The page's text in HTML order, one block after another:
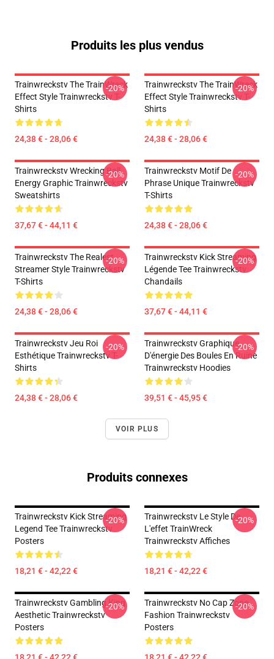
Produits les plus vendus
Trainwreckstv The TrainWreck
Effect Style Trainwreckstv T-
Shirts
24,38 € - 28,06 €
-20%
Trainwreckstv The TrainWreck
Effect Style Trainwreckstv T-
Shirts
24,38 € - 28,06 €
-20%
Trainwreckstv Wrecking Ball
Energy Graphic Trainwreckstv
Sweatshirts
37,67 € - 44,11 €
-20%
Trainwreckstv Motif De
Phrase Unique Trainwreckstv
T-Shirts
24,38 € - 28,06 €
-20%
Trainwreckstv The Realest
Streamer Style Trainwreckstv
T-Shirts
24,38 € - 28,06 €
-20%
Trainwreckstv Kick Streaming
Légende Tee Trainwreckstv
Chandails
37,67 € - 44,11 €
-20%
Trainwreckstv Jeu Roi
Esthétique Trainwreckstv T-
Shirts
24,38 € - 28,06 €
-20%
Trainwreckstv Graphique
D'énergie Des Boules En Ruine
Trainwreckstv Hoodies
39,51 € - 45,95 €
-20%
VOIR PLUS
Produits connexes
Trainwreckstv Kick Streaming
Legend Tee Trainwreckstv
Posters
18,21 € - 42,22 €
-20%
Trainwreckstv Le Style De
L'effet TrainWreck
Trainwreckstv Affiches
18,21 € - 42,22 €
-20%
Trainwreckstv Gambling King
Aesthetic Trainwreckstv
Posters
-20%
Trainwreckstv No Cap Zone
Fashion Trainwreckstv
Posters
-20%